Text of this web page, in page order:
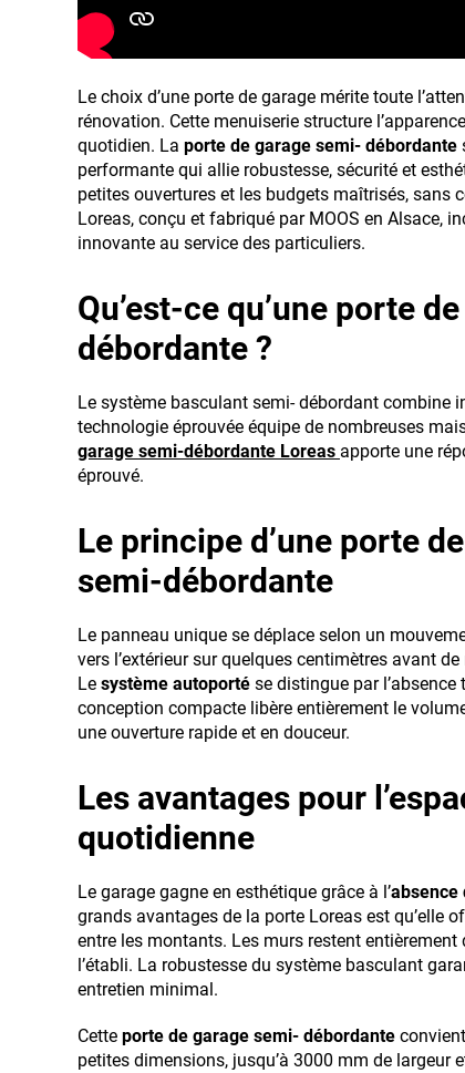
Le choix d’une porte de garage mérite toute
rénovation. Cette menuiserie structure
quotidien. La porte de garage semi- débordante
performante qui allie robustesse, sécurité et
petites ouvertures et les budgets maîtrisés, sans
Loreas, conçu et fabriqué par MOOS en Alsace,
innovante au service des particuliers.
Qu’est-ce qu’une porte
débordante ?
Le système basculant semi- débordant combine
technologie éprouvée équipe de nombreuses
garage semi-débordante Loreas apporte une
éprouvé.
Le principe d’une porte
semi-débordante
Le panneau unique se déplace selon un
vers l’extérieur sur quelques centimètres avant
Le système autoporté se distingue par
conception compacte libère entièrement le
une ouverture rapide et en douceur.
Les avantages pour
quotidienne
Le garage gagne en esthétique grâce à l’absence
grands avantages de la porte Loreas est qu’elle
entre les montants. Les murs restent
l’établi. La robustesse du système basculant
entretien minimal.
Cette porte de garage semi- débordante
petites dimensions, jusqu’à 3000 mm de largeur